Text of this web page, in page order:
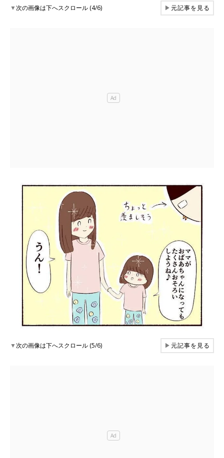
▼次の画像は下へスクロール (4/6) ▶元記事を見る
▼次の画像は下へスクロール (5/6) ▶元記事を見る